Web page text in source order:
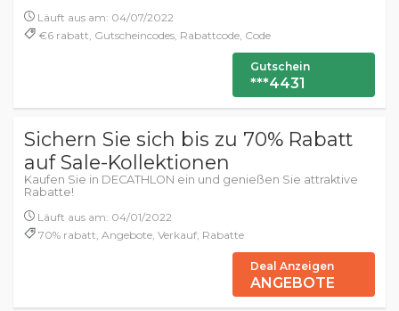
Läuft aus am: 04/07/2022
€6 rabatt, Gutscheincodes, Rabattcode, Code
Gutschein
***4431
Sichern Sie sich bis zu 70% Rabatt
auf Sale-Kollektionen
Kaufen Sie in DECATHLON ein und genießen Sie attraktive
Rabatte!
Läuft aus am: 04/01/2022
70% rabatt, Angebote, Verkauf, Rabatte
Deal Anzeigen
ANGEBOTE